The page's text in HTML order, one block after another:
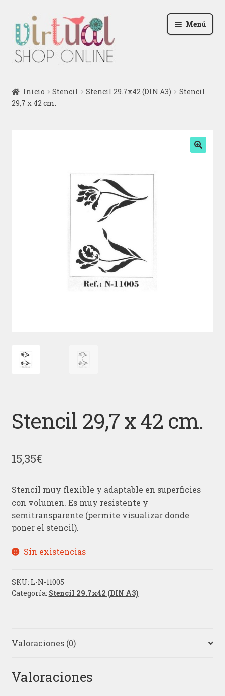
la
navegación
al
contenido
Menú
Podcast
Inicio Stencil Stencil 29.7x42 (DIN A3)
Stencil
29,7 x 42 cm.
Stencil 29,7 x 42 cm.
15,35€
Stencil muy flexible y adaptable en superficies
con volumen. Es muy resistente y
semitransparente (permite visualizar donde
poner el stencil).
Sin existencias
SKU: L-N-11005
Categoría: Stencil 29.7x42 (DIN A3)
Valoraciones (0)
Valoraciones